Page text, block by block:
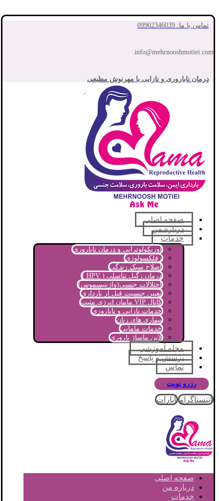
تماس با ما: 09902346039
info@mehrnooshmotiei.com
درمان ناباروری و نازایی با مهرنوش مطیعی
صفحه اصلی
درباره من
خدمات
اوریکولوتراپی و درمان ناباروری
رفلکسولوژی
اصلاح سبک زندگی
درمان زگیل تناسلی ( HPV )
اختلالات جنسی(واژینیسموس)
تعیین جنسیت قبل از بارداری
کانال VIP مامان انرژی مثبت
خدمات نازایی و ناباروری
بیماری های زنان
خدمات مامایی
لاین ماساژ باروری
مجله آموزشی
پرسش و پاسخ
تماس
رزرو نوبت
اینستاگرام آپارات
صفحه اصلی
درباره من
خدمات